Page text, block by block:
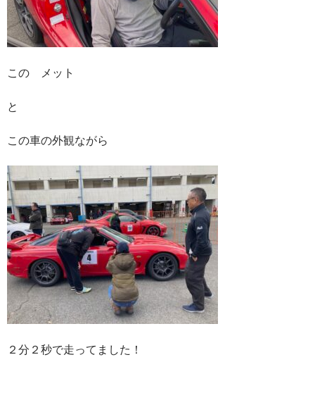
この メット
と
この車の外観ながら
２分２秒で走ってました！